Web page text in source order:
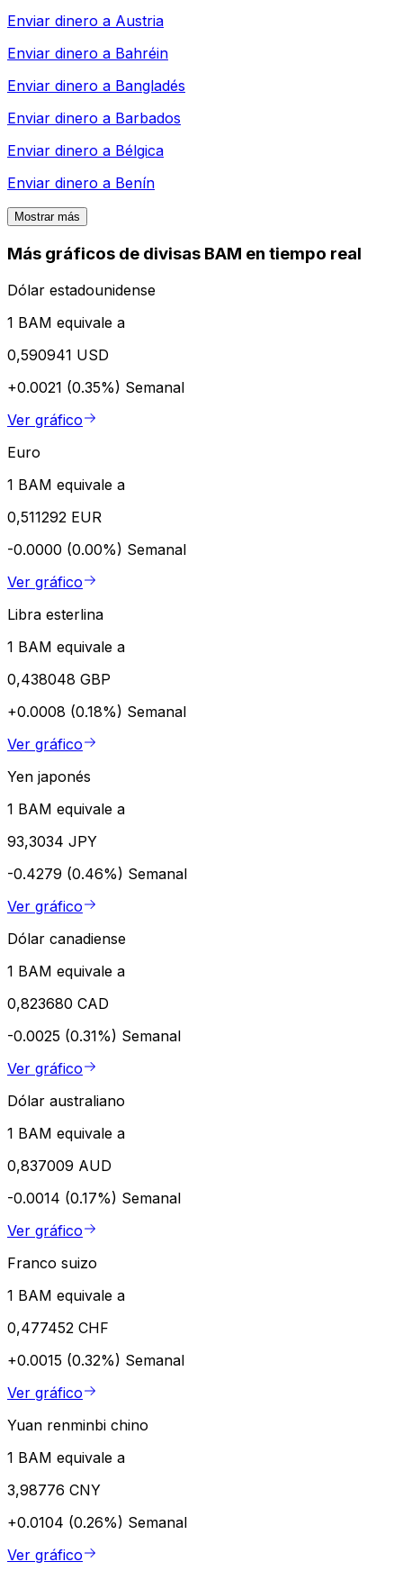
Enviar dinero a Austria
Enviar dinero a Bahréin
Enviar dinero a Bangladés
Enviar dinero a Barbados
Enviar dinero a Bélgica
Enviar dinero a Benín
Mostrar más
Más gráficos de divisas BAM en tiempo real
Dólar estadounidense
1 BAM equivale a
0,590941 USD
+0.0021 (0.35%) Semanal
Ver gráfico
Euro
1 BAM equivale a
0,511292 EUR
-0.0000 (0.00%) Semanal
Ver gráfico
Libra esterlina
1 BAM equivale a
0,438048 GBP
+0.0008 (0.18%) Semanal
Ver gráfico
Yen japonés
1 BAM equivale a
93,3034 JPY
-0.4279 (0.46%) Semanal
Ver gráfico
Dólar canadiense
1 BAM equivale a
0,823680 CAD
-0.0025 (0.31%) Semanal
Ver gráfico
Dólar australiano
1 BAM equivale a
0,837009 AUD
-0.0014 (0.17%) Semanal
Ver gráfico
Franco suizo
1 BAM equivale a
0,477452 CHF
+0.0015 (0.32%) Semanal
Ver gráfico
Yuan renminbi chino
1 BAM equivale a
3,98776 CNY
+0.0104 (0.26%) Semanal
Ver gráfico